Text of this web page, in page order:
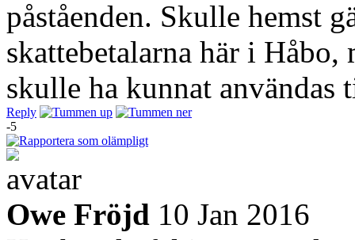
påståenden. Skulle hemst
skattebetalarna här i
skulle ha kunnat användas
Reply
-5
Owe Fröjd 10 Jan 2016